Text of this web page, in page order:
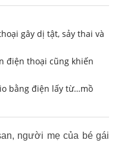
gây dị tật, sảy thai và
điện thoại cũng khiến
bằng điện lấy từ…mồ
người mẹ của bé gái